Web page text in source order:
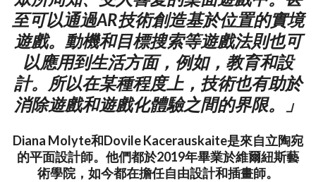
至可以通過AR技術創造基於位置的實境
遊戲。動機和目標搜索等遊戲法則也可
以應用到生活方面，例如，教育和設
計。所以在某種程度上，技術也有助於
消除遊戲和遊戲化體驗之間的界限。」
Diana Molyte和Dovile Kacerauskaite是來自立陶宛
的平面設計師。他們都於2019年畢業於維爾紐斯藝
術學院，如今都在擔任自由設計和插畫師。